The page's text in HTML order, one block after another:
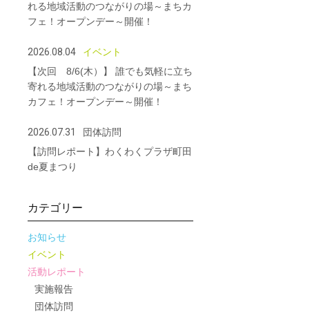
れる地域活動のつながりの場～まちカ
フェ！オープンデー～開催！
2026.08.04
イベント
【次回 8/6(木）】 誰でも気軽に立ち
寄れる地域活動のつながりの場～まち
カフェ！オープンデー～開催！
2026.07.31
団体訪問
【訪問レポート】わくわくプラザ町田
de夏まつり
カテゴリー
お知らせ
イベント
活動レポート
実施報告
団体訪問